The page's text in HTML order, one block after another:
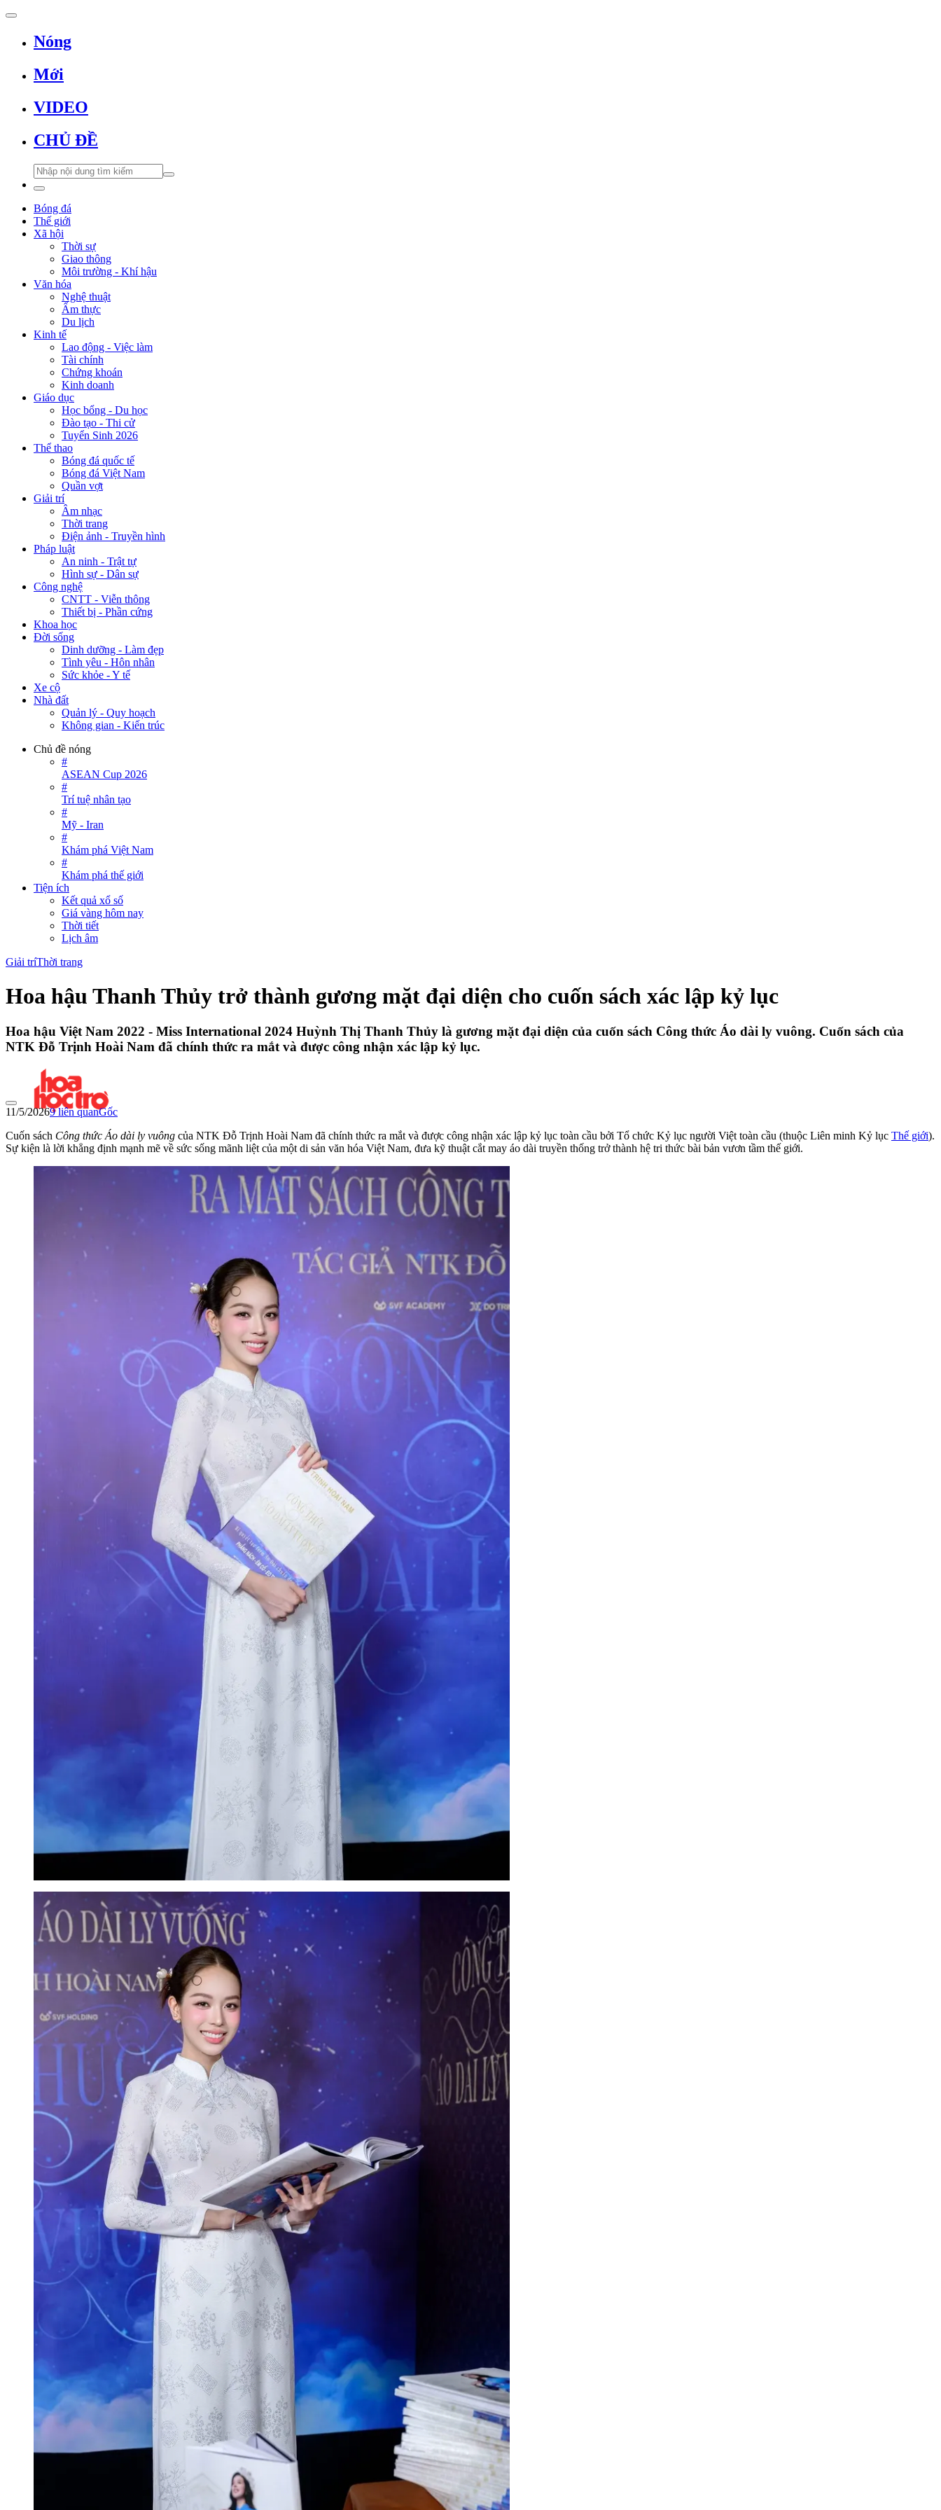
Nóng
Mới
VIDEO
CHỦ ĐỀ
Bóng đá
Thế giới
Xã hội
Thời sự
Giao thông
Môi trường - Khí hậu
Văn hóa
Nghệ thuật
Ẩm thực
Du lịch
Kinh tế
Lao động - Việc làm
Tài chính
Chứng khoán
Kinh doanh
Giáo dục
Học bổng - Du học
Đào tạo - Thi cử
Tuyển Sinh 2026
Thể thao
Bóng đá quốc tế
Bóng đá Việt Nam
Quần vợt
Giải trí
Âm nhạc
Thời trang
Điện ảnh - Truyền hình
Pháp luật
An ninh - Trật tự
Hình sự - Dân sự
Công nghệ
CNTT - Viễn thông
Thiết bị - Phần cứng
Khoa học
Đời sống
Dinh dưỡng - Làm đẹp
Tình yêu - Hôn nhân
Sức khỏe - Y tế
Xe cộ
Nhà đất
Quản lý - Quy hoạch
Không gian - Kiến trúc
Chủ đề nóng
#
ASEAN Cup 2026
#
Trí tuệ nhân tạo
#
Mỹ - Iran
#
Khám phá Việt Nam
#
Khám phá thế giới
Tiện ích
Kết quả xổ số
Giá vàng hôm nay
Thời tiết
Lịch âm
Giải tríThời trang
Hoa hậu Thanh Thủy trở thành gương mặt đại diện cho cuốn sách xác lập kỷ lục
Hoa hậu Việt Nam 2022 - Miss International 2024 Huỳnh Thị Thanh Thủy là gương mặt đại diện của cuốn sách Công thức Áo dài ly vuông. Cuốn sách của
NTK Đỗ Trịnh Hoài Nam đã chính thức ra mắt và được công nhận xác lập kỷ lục.
11/5/20269liên quanGốc
Cuốn sách Công thức Áo dài ly vuông của NTK Đỗ Trịnh Hoài Nam đã chính thức ra mắt và được công nhận xác lập kỷ lục toàn cầu bởi Tổ chức Kỷ lục người Việt toàn cầu (thuộc Liên minh Kỷ lục Thế giới).
Sự kiện là lời khẳng định mạnh mẽ về sức sống mãnh liệt của một di sản văn hóa Việt Nam, đưa kỹ thuật cắt may áo dài truyền thống trở thành hệ tri thức bài bản vươn tầm thế giới.